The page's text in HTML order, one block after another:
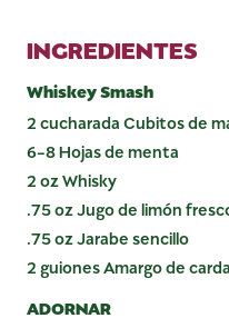
INGREDIENTES
Whiskey Smash
2 cucharada Cubitos de
6-8 Hojas de menta
2 oz Whisky
.75 oz Jugo de limón
.75 oz Jarabe sencillo
2 guiones Amargo de
ADORNAR